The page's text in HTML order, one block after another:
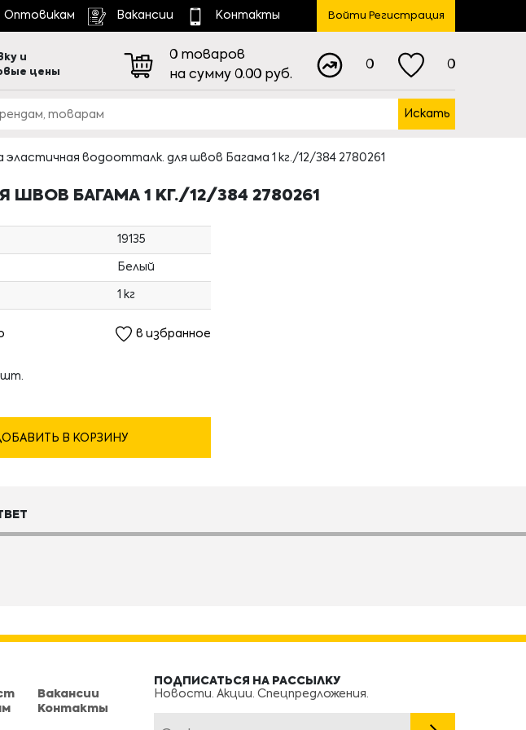
Оптовикам Вакансии Контакты Войти Регистрация
и
цены
0 товаров
на сумму 0.00 руб.
0 0
Искать
эластичная водоотталк. для швов Багама 1 кг./12/384 2780261
ШВОВ БАГАМА 1 КГ./12/384 2780261
19135
Белый
1 кг
в избранное
шт.
В КОРЗИНУ
Вакансии
Контакты
ПОДПИСАТЬСЯ НА РАССЫЛКУ
Новости. Акции. Спецпредложения.